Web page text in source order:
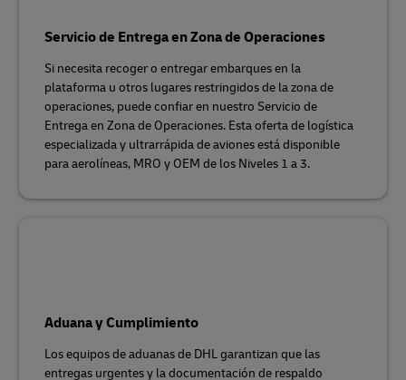
Servicio de Entrega en Zona de Operaciones
Si necesita recoger o entregar embarques en la
plataforma u otros lugares restringidos de la zona de
operaciones, puede confiar en nuestro Servicio de
Entrega en Zona de Operaciones. Esta oferta de logística
especializada y ultrarrápida de aviones está disponible
para aerolíneas, MRO y OEM de los Niveles 1 a 3.
Aduana y Cumplimiento
Los equipos de aduanas de DHL garantizan que las
entregas urgentes y la documentación de respaldo